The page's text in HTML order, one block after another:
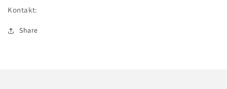
die
Kontakt:
Share